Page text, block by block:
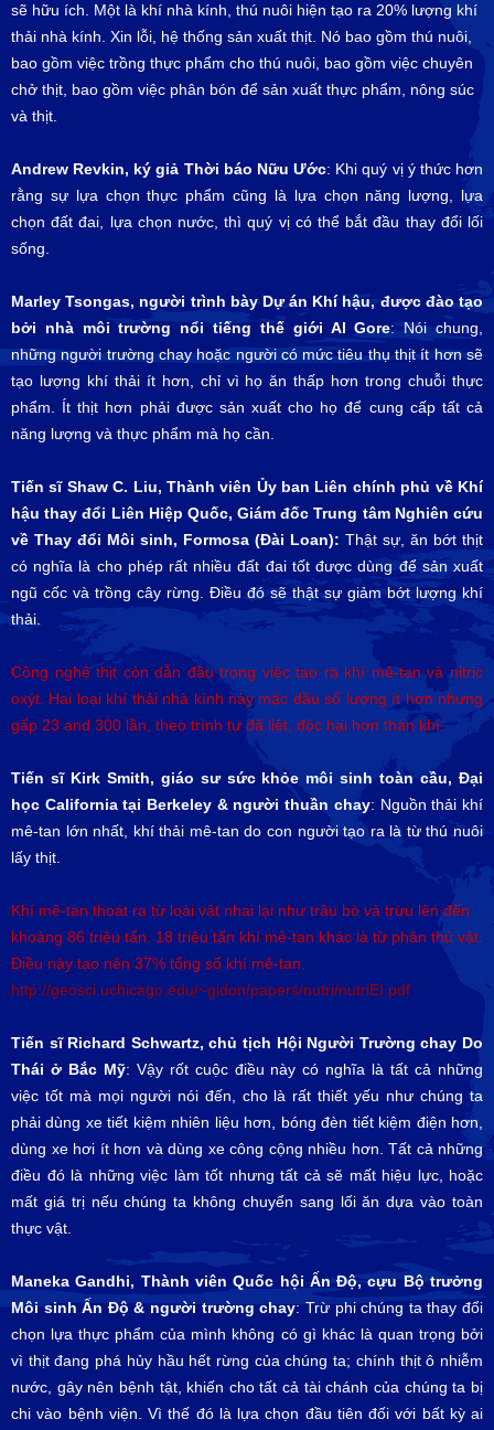
sẽ hữu ích. Một là khí nhà kính, thú nuôi hiện tạo ra 20% lượng khí
thải nhà kính. Xin lỗi, hệ thống sản xuất thịt. Nó bao gồm thú nuôi,
bao gồm việc trồng thực phẩm cho thú nuôi, bao gồm việc chuyên
chở thịt, bao gồm việc phân bón để sản xuất thực phẩm, nông súc
và thịt.
Andrew Revkin, ký giả Thời báo Nữu Ước: Khi quý vị ý thức hơn
rằng sự lựa chọn thực phẩm cũng là lựa chọn năng lượng, lựa
chọn đất đai, lựa chọn nước, thì quý vị có thể bắt đầu thay đổi lối
sống.
Marley Tsongas, người trình bày Dự án Khí hậu, được đào tạo
bởi nhà môi trường nổi tiếng thế giới Al Gore: Nói chung,
những người trường chay hoặc người có mức tiêu thụ thịt ít hơn sẽ
tạo lượng khí thải ít hơn, chỉ vì họ ăn thấp hơn trong chuỗi thực
phẩm. Ít thịt hơn phải được sản xuất cho họ để cung cấp tất cả
năng lượng và thực phẩm mà họ cần.
Tiến sĩ Shaw C. Liu, Thành viên Ủy ban Liên chính phủ về Khí
hậu thay đổi Liên Hiệp Quốc, Giám đốc Trung tâm Nghiên cứu
về Thay đổi Môi sinh, Formosa (Đài Loan): Thật sự, ăn bớt thịt
có nghĩa là cho phép rất nhiều đất đai tốt được dùng để sản xuất
ngũ cốc và trồng cây rừng. Điều đó sẽ thật sự giảm bớt lượng khí
thải.
Công nghệ thịt còn dẫn đầu trong việc tạo ra khí mê-tan và nitric
oxýt. Hai loại khí thải nhà kính này mặc dầu số lượng ít hơn nhưng
gấp 23 and 300 lần, theo trình tự đã liệt, độc hại hơn thán khí.
Tiến sĩ Kirk Smith, giáo sư sức khỏe môi sinh toàn cầu, Đại
học California tại Berkeley & người thuần chay: Nguồn thải khí
mê-tan lớn nhất, khí thải mê-tan do con người tạo ra là từ thú nuôi
lấy thịt.
Khí mê-tan thoát ra từ loài vật nhai lại như trâu bò và trừu lên đến
khoảng 86 triệu tấn. 18 triệu tấn khí mê-tan khác là từ phân thú vật.
Điều này tạo nên 37% tổng số khí mê-tan.
http://geosci.uchicago.edu/~gidon/papers/nutri/nutriEI.pdf
Tiến sĩ Richard Schwartz, chủ tịch Hội Người Trường chay Do
Thái ở Bắc Mỹ: Vậy rốt cuộc điều này có nghĩa là tất cả những
việc tốt mà mọi người nói đến, cho là rất thiết yếu như chúng ta
phải dùng xe tiết kiệm nhiên liệu hơn, bóng đèn tiết kiệm điện hơn,
dùng xe hơi ít hơn và dùng xe công cộng nhiều hơn. Tất cả những
điều đó là những việc làm tốt nhưng tất cả sẽ mất hiệu lực, hoặc
mất giá trị nếu chúng ta không chuyển sang lối ăn dựa vào toàn
thực vật.
Maneka Gandhi, Thành viên Quốc hội Ấn Độ, cựu Bộ trưởng
Môi sinh Ấn Độ & người trường chay: Trừ phi chúng ta thay đổi
chọn lựa thực phẩm của mình không có gì khác là quan trọng bởi
vì thịt đang phá hủy hầu hết rừng của chúng ta; chính thịt ô nhiễm
nước, gây nên bệnh tật, khiến cho tất cả tài chánh của chúng ta bị
chi vào bệnh viện. Vì thế đó là lựa chọn đầu tiên đối với bất kỳ ai